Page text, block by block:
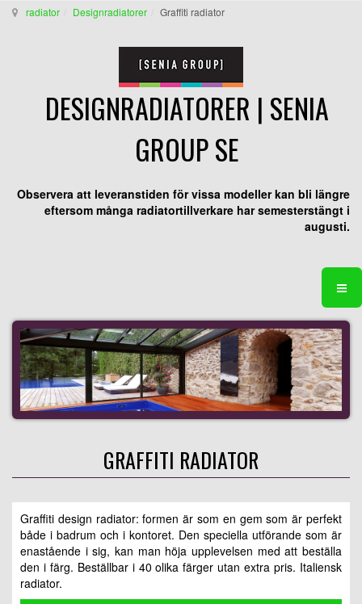
radiator Designradiatorer Graffiti radiator
DESIGNRADIATORER | SENIA
GROUP SE
Observera att leveranstiden för vissa modeller kan bli längre
eftersom många radiatortillverkare har semesterstängt i
augusti.
GRAFFITI RADIATOR
Graffiti design radiator: formen är som en gem som är perfekt
både i badrum och i kontoret. Den speciella utförande som är
enastående i sig, kan man höja upplevelsen med att beställa
den i färg. Beställbar i 40 olika färger utan extra pris. Italiensk
radiator.